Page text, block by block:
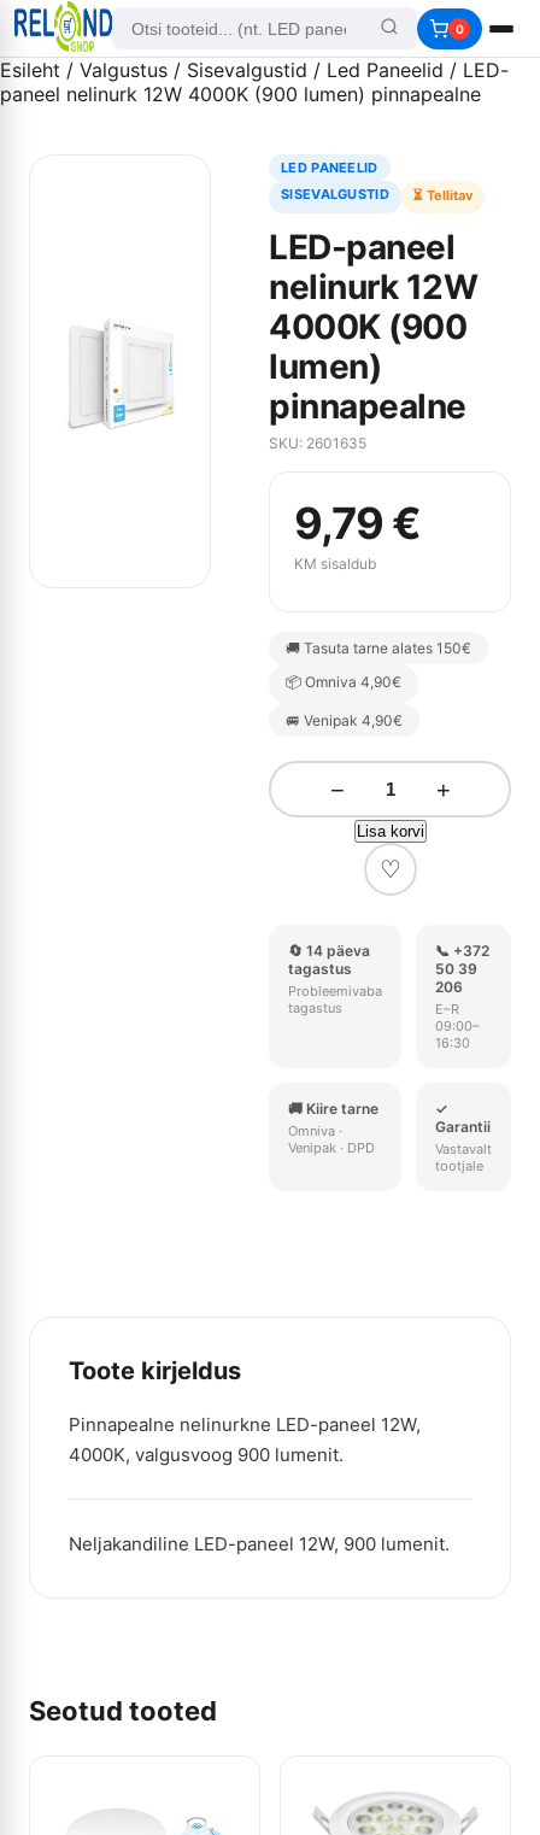
0
Esileht / Valgustus / Sisevalgustid / Led Paneelid / LED-
paneel nelinurk 12W 4000K (900 lumen) pinnapealne
LED PANEELID
SISEVALGUSTID
⏳ Tellitav
LED-paneel
nelinurk 12W
4000K (900
lumen)
pinnapealne
SKU: 2601635
9,79 €
KM sisaldub
🚚 Tasuta tarne alates 150€
📦 Omniva 4,90€
🚐 Venipak 4,90€
− +
Lisa korvi
♡
🔄 14 päeva
tagastus
Probleemivaba
tagastus
📞 +372
50 39
206
E–R
09:00–
16:30
🚚 Kiire tarne
Omniva ·
Venipak · DPD
✓
Garantii
Vastavalt
tootjale
Toote kirjeldus
Pinnapealne nelinurkne LED-paneel 12W,
4000K, valgusvoog 900 lumenit.
Neljakandiline LED-paneel 12W, 900 lumenit.
Seotud tooted